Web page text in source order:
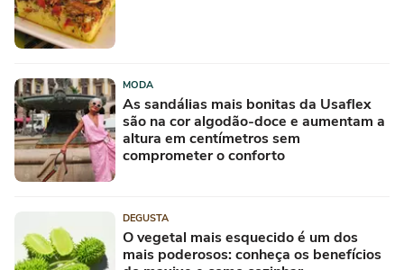
MODA
As sandálias mais bonitas da Usaflex
são na cor algodão-doce e aumentam a
altura em centímetros sem
comprometer o conforto
DEGUSTA
O vegetal mais esquecido é um dos
mais poderosos: conheça os benefícios